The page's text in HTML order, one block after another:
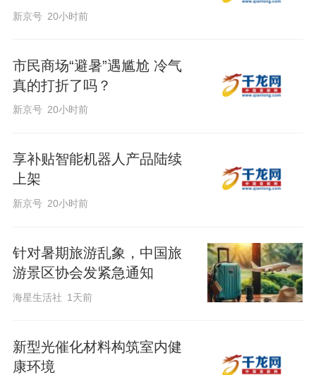
新京号 20小时前
市民商场“避暑”遇尴尬 冷气
真的打折了吗？
新京号 20小时前
享补贴智能机器人产品陆续
上架
新京号 20小时前
针对暑期旅游乱象，中国旅
游景区协会发紧急通知
海星生活社 1天前
新型光催化材料构筑室内健
康环境